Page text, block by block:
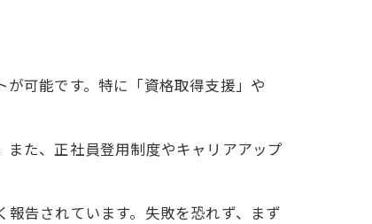
可能です。特に「資格取得支援」や
た、正社員登用制度やキャリアアップ
告されています。失敗を恐れず、まず